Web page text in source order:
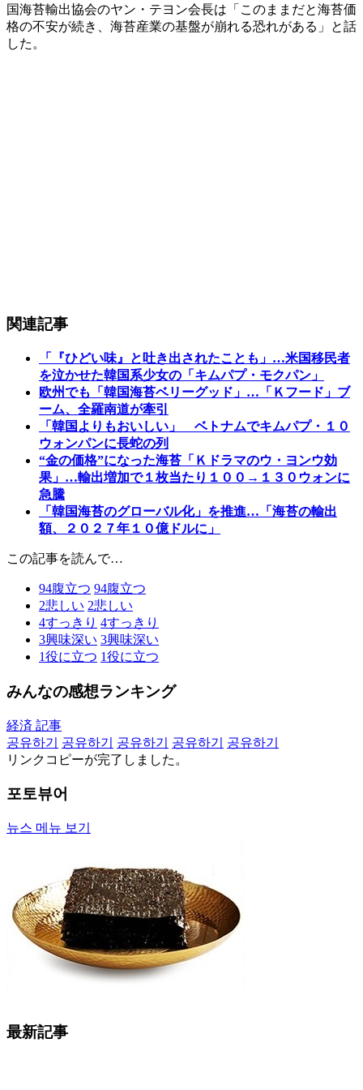
国海苔輸出協会のヤン・テヨン会長は「このままだと海苔価
格の不安が続き、海苔産業の基盤が崩れる恐れがある」と話
した。
関連記事
「『ひどい味』と吐き出されたことも」…米国移民者
を泣かせた韓国系少女の「キムパプ・モクパン」
欧州でも「韓国海苔ベリーグッド」…「Ｋフード」ブ
ーム、全羅南道が牽引
「韓国よりもおいしい」 ベトナムでキムパプ・１０
ウォンパンに長蛇の列
“金の価格”になった海苔「Ｋドラマのウ・ヨンウ効
果」…輸出増加で１枚当たり１００→１３０ウォンに
急騰
「韓国海苔のグローバル化」を推進…「海苔の輸出
額、２０２７年１０億ドルに」
この記事を読んで…
94腹立つ 94腹立つ
2悲しい 2悲しい
4すっきり 4すっきり
3興味深い 3興味深い
1役に立つ 1役に立つ
みんなの感想ランキング
経済 記事
공유하기
공유하기 공유하기 공유하기
공유하기
リンクコピーが完了しました。
포토뷰어
뉴스 메뉴 보기
最新記事